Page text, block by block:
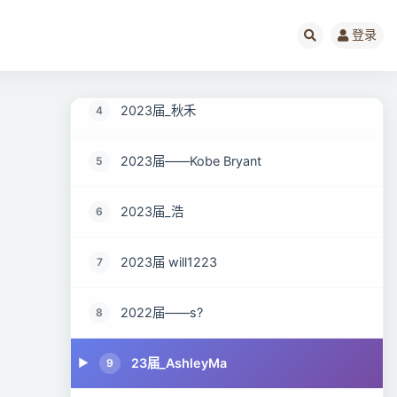
登录
4 2023届_秋禾
5 2023届——Kobe Bryant
6 2023届_浩
7 2023届 will1223
8 2022届——s?
9 23届_AshleyMa